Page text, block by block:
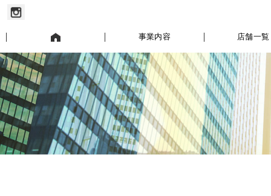
事業内容 店舗一覧